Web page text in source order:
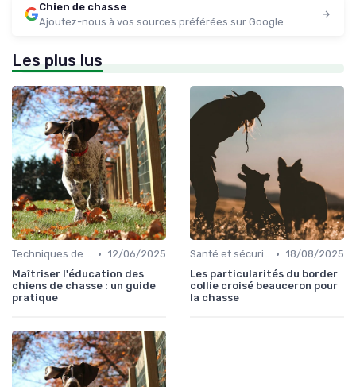
Chien de chasse
Ajoutez-nous à vos sources préférées sur Google
Les plus lus
Techniques de base • 12/06/2025
Maîtriser l'éducation des
chiens de chasse : un guide
pratique
Santé et sécurité pendant la chasse • 18/08/2025
Les particularités du border
collie croisé beauceron pour
la chasse